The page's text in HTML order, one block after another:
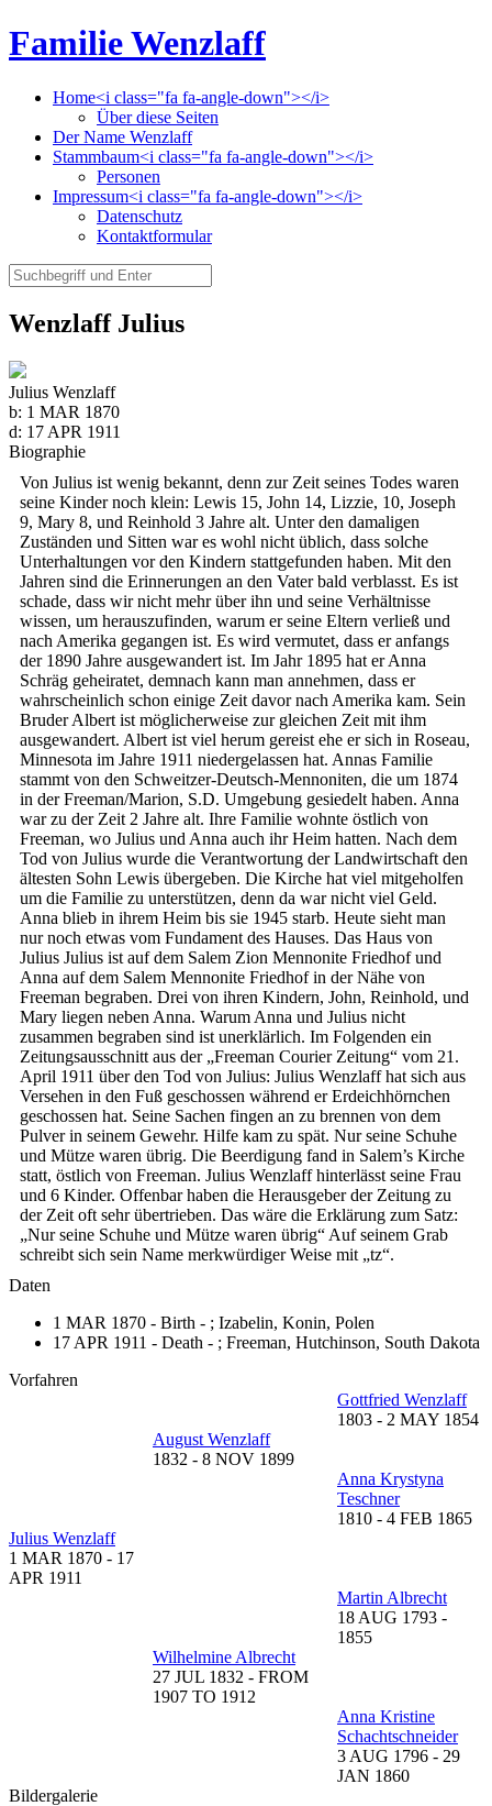
Familie Wenzlaff
Home<i class="fa fa-angle-down"></i>
Über diese Seiten
Der Name Wenzlaff
Stammbaum<i class="fa fa-angle-down"></i>
Personen
Impressum<i class="fa fa-angle-down"></i>
Datenschutz
Kontaktformular
Wenzlaff Julius
Julius Wenzlaff
b: 1 MAR 1870
d: 17 APR 1911
Biographie
Von Julius ist wenig bekannt, denn zur Zeit seines Todes waren
seine Kinder noch klein: Lewis 15, John 14, Lizzie, 10, Joseph
9, Mary 8, und Reinhold 3 Jahre alt. Unter den damaligen
Zuständen und Sitten war es wohl nicht üblich, dass solche
Unterhaltungen vor den Kindern stattgefunden haben. Mit den
Jahren sind die Erinnerungen an den Vater bald verblasst. Es ist
schade, dass wir nicht mehr über ihn und seine Verhältnisse
wissen, um herauszufinden, warum er seine Eltern verließ und
nach Amerika gegangen ist. Es wird vermutet, dass er anfangs
der 1890 Jahre ausgewandert ist. Im Jahr 1895 hat er Anna
Schräg geheiratet, demnach kann man annehmen, dass er
wahrscheinlich schon einige Zeit davor nach Amerika kam. Sein
Bruder Albert ist möglicherweise zur gleichen Zeit mit ihm
ausgewandert. Albert ist viel herum gereist ehe er sich in Roseau,
Minnesota im Jahre 1911 niedergelassen hat. Annas Familie
stammt von den Schweitzer-Deutsch-Mennoniten, die um 1874
in der Freeman/Marion, S.D. Umgebung gesiedelt haben. Anna
war zu der Zeit 2 Jahre alt. Ihre Familie wohnte östlich von
Freeman, wo Julius und Anna auch ihr Heim hatten. Nach dem
Tod von Julius wurde die Verantwortung der Landwirtschaft den
ältesten Sohn Lewis übergeben. Die Kirche hat viel mitgeholfen
um die Familie zu unterstützen, denn da war nicht viel Geld.
Anna blieb in ihrem Heim bis sie 1945 starb. Heute sieht man
nur noch etwas vom Fundament des Hauses. Das Haus von
Julius Julius ist auf dem Salem Zion Mennonite Friedhof und
Anna auf dem Salem Mennonite Friedhof in der Nähe von
Freeman begraben. Drei von ihren Kindern, John, Reinhold, und
Mary liegen neben Anna. Warum Anna und Julius nicht
zusammen begraben sind ist unerklärlich. Im Folgenden ein
Zeitungsausschnitt aus der „Freeman Courier Zeitung“ vom 21.
April 1911 über den Tod von Julius: Julius Wenzlaff hat sich aus
Versehen in den Fuß geschossen während er Erdeichhörnchen
geschossen hat. Seine Sachen fingen an zu brennen von dem
Pulver in seinem Gewehr. Hilfe kam zu spät. Nur seine Schuhe
und Mütze waren übrig. Die Beerdigung fand in Salem’s Kirche
statt, östlich von Freeman. Julius Wenzlaff hinterlässt seine Frau
und 6 Kinder. Offenbar haben die Herausgeber der Zeitung zu
der Zeit oft sehr übertrieben. Das wäre die Erklärung zum Satz:
„Nur seine Schuhe und Mütze waren übrig“ Auf seinem Grab
schreibt sich sein Name merkwürdiger Weise mit „tz“.
Daten
1 MAR 1870 - Birth - ; Izabelin, Konin, Polen
17 APR 1911 - Death - ; Freeman, Hutchinson, South Dakota
Vorfahren
Gottfried Wenzlaff
1803 - 2 MAY 1854
August Wenzlaff
1832 - 8 NOV 1899
Anna Krystyna
Teschner
1810 - 4 FEB 1865
Julius Wenzlaff
1 MAR 1870 - 17
APR 1911
Martin Albrecht
18 AUG 1793 -
1855
Wilhelmine Albrecht
27 JUL 1832 - FROM
1907 TO 1912
Anna Kristine
Schachtschneider
3 AUG 1796 - 29
JAN 1860
Bildergalerie